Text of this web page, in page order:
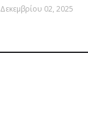
Δεκεμβρίου 02, 2025